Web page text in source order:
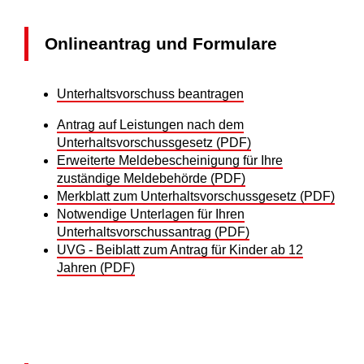
Onlineantrag und Formulare
Unterhaltsvorschuss beantragen
Antrag auf Leistungen nach dem
Unterhaltsvorschussgesetz (PDF)
Erweiterte Meldebescheinigung für Ihre
zuständige Meldebehörde (PDF)
Merkblatt zum Unterhaltsvorschussgesetz (PDF)
Notwendige Unterlagen für Ihren
Unterhaltsvorschussantrag (PDF)
UVG - Beiblatt zum Antrag für Kinder ab 12
Jahren (PDF)